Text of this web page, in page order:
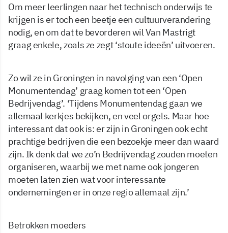
Om meer leerlingen naar het technisch onderwijs te
krijgen is er toch een beetje een cultuurverandering
nodig, en om dat te bevorderen wil Van Mastrigt
graag enkele, zoals ze zegt ‘stoute ideeën’ uitvoeren.
Zo wil ze in Groningen in navolging van een ‘Open
Monumentendag’ graag komen tot een ‘Open
Bedrijvendag’. ‘Tijdens Monumentendag gaan we
allemaal kerkjes bekijken, en veel orgels. Maar hoe
interessant dat ook is: er zijn in Groningen ook echt
prachtige bedrijven die een bezoekje meer dan waard
zijn. Ik denk dat we zo’n Bedrijvendag zouden moeten
organiseren, waarbij we met name ook jongeren
moeten laten zien wat voor interessante
ondernemingen er in onze regio allemaal zijn.’
Betrokken moeders